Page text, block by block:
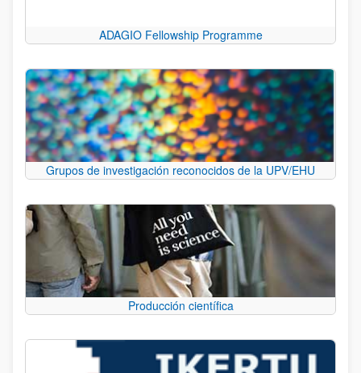
ADAGIO Fellowship Programme
Grupos de investigación reconocidos de la UPV/EHU
Producción científica